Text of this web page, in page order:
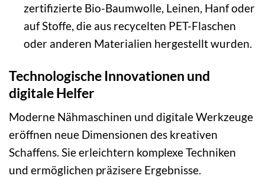
zertifizierte Bio-Baumwolle, Leinen, Hanf oder
auf Stoffe, die aus recycelten PET-Flaschen
oder anderen Materialien hergestellt wurden.
Technologische Innovationen und
digitale Helfer
Moderne Nähmaschinen und digitale Werkzeuge
eröffnen neue Dimensionen des kreativen
Schaffens. Sie erleichtern komplexe Techniken
und ermöglichen präzisere Ergebnisse.